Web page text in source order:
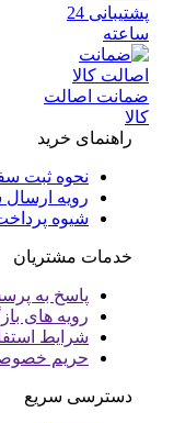
پشتیبانی 24
اصالت
راهنمای خرید
نحوه ثبت سفارش
رویه ارسال
شیوه پرداخت
خدمات مشتریان
پاسخ به پرسش
رویه های
شرایط استفاده
حریم خصوصی
دسترسی سریع